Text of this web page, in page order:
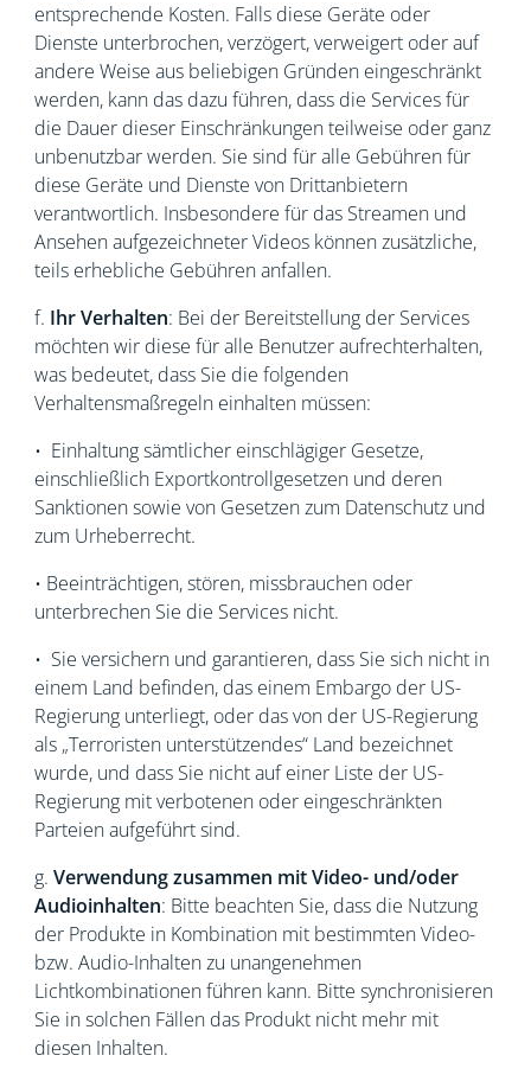
entsprechende Kosten. Falls diese Geräte oder
Dienste unterbrochen, verzögert, verweigert oder auf
andere Weise aus beliebigen Gründen eingeschränkt
werden, kann das dazu führen, dass die Services für
die Dauer dieser Einschränkungen teilweise oder ganz
unbenutzbar werden. Sie sind für alle Gebühren für
diese Geräte und Dienste von Drittanbietern
verantwortlich. Insbesondere für das Streamen und
Ansehen aufgezeichneter Videos können zusätzliche,
teils erhebliche Gebühren anfallen.
f. Ihr Verhalten: Bei der Bereitstellung der Services
möchten wir diese für alle Benutzer aufrechterhalten,
was bedeutet, dass Sie die folgenden
Verhaltensmaßregeln einhalten müssen:
• Einhaltung sämtlicher einschlägiger Gesetze,
einschließlich Exportkontrollgesetzen und deren
Sanktionen sowie von Gesetzen zum Datenschutz und
zum Urheberrecht.
• Beeinträchtigen, stören, missbrauchen oder
unterbrechen Sie die Services nicht.
• Sie versichern und garantieren, dass Sie sich nicht in
einem Land befinden, das einem Embargo der US-
Regierung unterliegt, oder das von der US-Regierung
als „Terroristen unterstützendes“ Land bezeichnet
wurde, und dass Sie nicht auf einer Liste der US-
Regierung mit verbotenen oder eingeschränkten
Parteien aufgeführt sind.
g. Verwendung zusammen mit Video- und/oder
Audioinhalten: Bitte beachten Sie, dass die Nutzung
der Produkte in Kombination mit bestimmten Video-
bzw. Audio-Inhalten zu unangenehmen
Lichtkombinationen führen kann. Bitte synchronisieren
Sie in solchen Fällen das Produkt nicht mehr mit
diesen Inhalten.